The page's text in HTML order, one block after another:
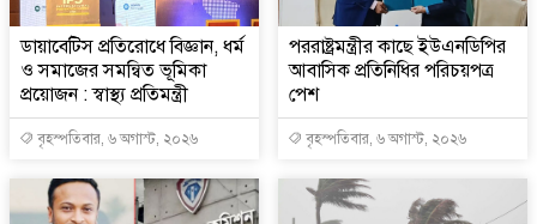
ডায়াবেটিস প্রতিরোধে বিজ্ঞান, ধর্ম
ও সমাজের সমন্বিত ভূমিকা
প্রয়োজন : স্বাস্থ্য প্রতিমন্ত্রী
বৃহস্পতিবার, ৬ অগাস্ট, ২০২৬
পররাষ্ট্রমন্ত্রীর কা‌ছে ইউএনডিপির
আবাসিক প্রতিনিধির পরিচয়পত্র
পেশ
বৃহস্পতিবার, ৬ অগাস্ট, ২০২৬